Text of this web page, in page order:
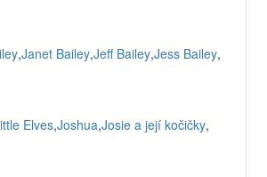
,Janet Bailey,Jeff Bailey,Jess Bailey,
Elves,Joshua,Josie a její kočičky,